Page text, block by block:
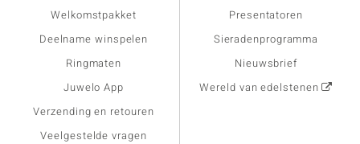
Welkomstpakket
Deelname winspelen
Ringmaten
Juwelo App
Verzending en retouren
Veelgestelde vragen
Presentatoren
Sieradenprogramma
Nieuwsbrief
Wereld van edelstenen